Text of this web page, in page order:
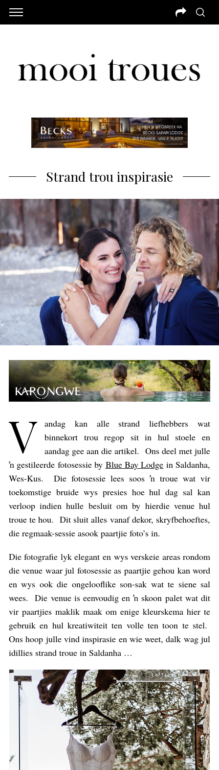
Strand trou inspirasie
V
andag kan alle strand liefhebbers wat
binnekort trou regop sit in hul stoele en
aandag gee aan die artikel. Ons deel met julle
ŉ gestileerde fotosessie by Blue Bay Lodge in Saldanha,
Wes-Kus. Die fotosessie lees soos ŉ troue wat vir
toekomstige bruide wys presies hoe hul dag sal kan
verloop indien hulle besluit om by hierdie venue hul
troue te hou. Dit sluit alles vanaf dekor, skryfbehoeftes,
die regmaak-sessie asook paartjie foto’s in.
Die fotografie lyk elegant en wys verskeie areas rondom
die venue waar jul fotosessie as paartjie gehou kan word
en wys ook die ongelooflike son-sak wat te siene sal
wees. Die venue is eenvoudig en ŉ skoon palet wat dit
vir paartjies maklik maak om enige kleurskema hier te
gebruik en hul kreatiwiteit ten volle ten toon te stel.
Ons hoop julle vind inspirasie en wie weet, dalk wag jul
idillies strand troue in Saldanha …